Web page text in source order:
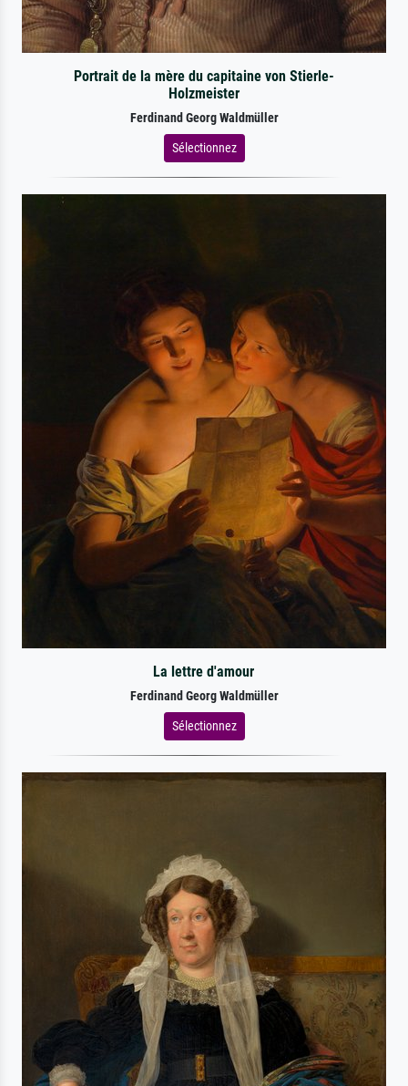
Portrait de la mère du capitaine von Stierle-
Holzmeister
Ferdinand Georg Waldmüller
Sélectionnez
La lettre d'amour
Ferdinand Georg Waldmüller
Sélectionnez